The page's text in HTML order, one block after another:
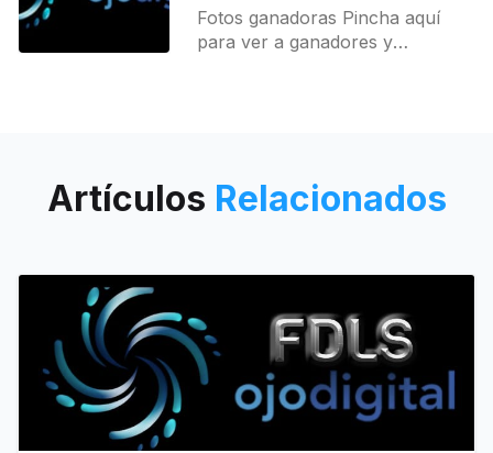
Fotos ganadoras Pincha aquí
para ver a ganadores y
Artículos Relacionados